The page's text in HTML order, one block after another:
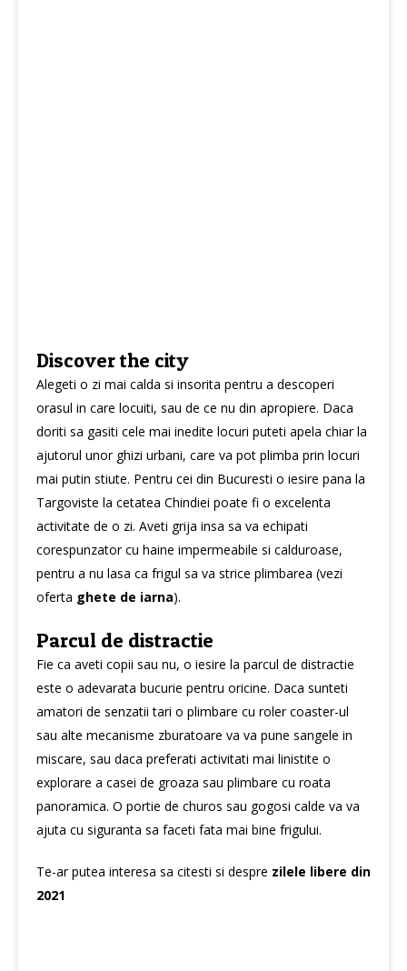
Discover the city
Alegeti o zi mai calda si insorita pentru a descoperi
orasul in care locuiti, sau de ce nu din apropiere. Daca
doriti sa gasiti cele mai inedite locuri puteti apela chiar la
ajutorul unor ghizi urbani, care va pot plimba prin locuri
mai putin stiute. Pentru cei din Bucuresti o iesire pana la
Targoviste la cetatea Chindiei poate fi o excelenta
activitate de o zi. Aveti grija insa sa va echipati
corespunzator cu haine impermeabile si calduroase,
pentru a nu lasa ca frigul sa va strice plimbarea (vezi
oferta ghete de iarna).
Parcul de distractie
Fie ca aveti copii sau nu, o iesire la parcul de distractie
este o adevarata bucurie pentru oricine. Daca sunteti
amatori de senzatii tari o plimbare cu roler coaster-ul
sau alte mecanisme zburatoare va va pune sangele in
miscare, sau daca preferati activitati mai linistite o
explorare a casei de groaza sau plimbare cu roata
panoramica. O portie de churos sau gogosi calde va va
ajuta cu siguranta sa faceti fata mai bine frigului.
Te-ar putea interesa sa citesti si despre zilele libere din
2021